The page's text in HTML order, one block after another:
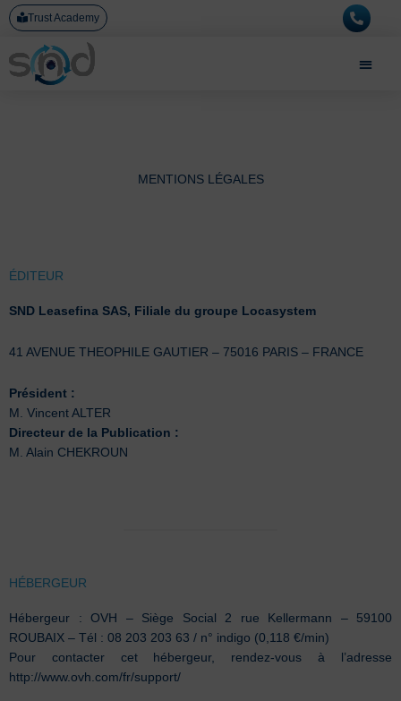
Aller
au
contenu
Trust Academy
MENTIONS LÉGALES
ÉDITEUR
SND Leasefina SAS, Filiale du groupe Locasystem
41 AVENUE THEOPHILE GAUTIER – 75016 PARIS – FRANCE
Président :
M. Vincent ALTER
Directeur de la Publication :
M. Alain CHEKROUN
HÉBERGEUR
Hébergeur : OVH – Siège Social 2 rue Kellermann – 59100
ROUBAIX – Tél : 08 203 203 63 / n° indigo (0,118 €/min)
Pour contacter cet hébergeur, rendez-vous à l’adresse
http://www.ovh.com/fr/support/